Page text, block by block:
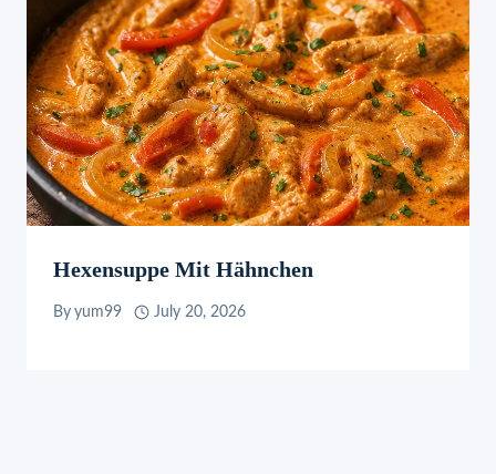
Hexensuppe Mit Hähnchen
By yum99 July 20, 2026